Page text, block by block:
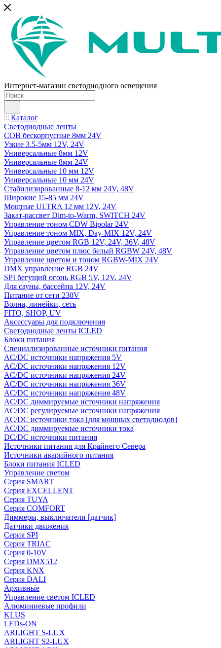
Интернет-магазин светодиодного освещения
Каталог
Светодиодные ленты
COB бескорпусные 8мм 24V
Узкие 3.5-5мм 12V, 24V
Универсальные 8мм 12V
Универсальные 8мм 24V
Универсальные 10 мм 12V
Универсальные 10 мм 24V
Стабилизированные 8-12 мм 24V, 48V
Широкие 15-85 мм 24V
Мощные ULTRA 12 мм 12V, 24V
Закат-рассвет Dim-to-Warm, SWITCH 24V
Управление тоном CDW Bipolar 24V
Управление тоном MIX, Day-MIX 12V, 24V
Управление цветом RGB 12V, 24V, 36V, 48V
Управление цветом плюс белый RGBW 24V, 48V
Управление цветом и тоном RGBW-MIX 24V
DMX управление RGB 24V
SPI бегущий огонь RGB 5V, 12V, 24V
Для сауны, бассейна 12V, 24V
Питание от сети 230V
Волна, линейки, сеть
FITO, SHOP, UV
Аксессуары для подключения
Светодиодные ленты ICLED
Блоки питания
Специализированные источники питания
AC/DC источники напряжения 5V
AC/DC источники напряжения 12V
AC/DC источники напряжения 24V
AC/DC источники напряжения 36V
AC/DC источники напряжения 48V
AC/DC диммируемые источники напряжения
AC/DC регулируемые источники напряжения
AC/DC источники тока [для мощных светодиодов]
AC/DC диммируемые источники тока
DC/DC источники питания
Источники питания для Крайнего Севера
Источники аварийного питания
Блоки питания ICLED
Управление светом
Серия SMART
Серия EXCELLENT
Серия TUYA
Серия COMFORT
Диммеры, выключатели [датчик]
Датчики движения
Серия SPI
Серия TRIAC
Серия 0-10V
Серия DMX512
Серия KNX
Серия DALI
Архивные
Управление светом ICLED
Алюминиевые профили
KLUS
LEDs-ON
ARLIGHT S-LUX
ARLIGHT S2-LUX